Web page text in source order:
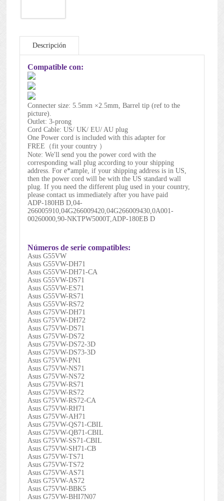
Descripción
Compatible con:
Connecter size: 5.5mm ×2.5mm, Barrel tip (ref to the
picture).
Outlet: 3-prong
Cord Cable: US/ UK/ EU/ AU plug
One Power cord is included with this adapter for
FREE（fit your country ）
Note: We'll send you the power cord with the
corresponding wall plug according to your shipping
address. For e*ample, if your shipping address is in US,
then the power cord will be with the US standard wall
plug. If you need the different plug used in your country,
please contact us immediately after you have paid
ADP-180HB D,04-
266005910,04G266009420,04G266009430,0A001-
00260000,90-NKTPW5000T,ADP-180EB D
Números de serie compatibles:
Asus G55VW
Asus G55VW-DH71
Asus G55VW-DH71-CA
Asus G55VW-DS71
Asus G55VW-ES71
Asus G55VW-RS71
Asus G55VW-RS72
Asus G75VW-DH71
Asus G75VW-DH72
Asus G75VW-DS71
Asus G75VW-DS72
Asus G75VW-DS72-3D
Asus G75VW-DS73-3D
Asus G75VW-PN1
Asus G75VW-NS71
Asus G75VW-NS72
Asus G75VW-RS71
Asus G75VW-RS72
Asus G75VW-RS72-CA
Asus G75VW-RH71
Asus G75VW-AH71
Asus G75VW-QS71-CBIL
Asus G75VW-QB71-CBIL
Asus G75VW-SS71-CBIL
Asus G75VW-SH71-CB
Asus G75VW-TS71
Asus G75VW-TS72
Asus G75VW-AS71
Asus G75VW-AS72
Asus G75VW-BBK5
Asus G75VW-BHI7N07